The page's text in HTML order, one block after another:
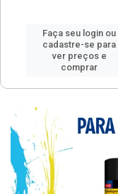
Faça seu login ou
cadastre-se para
ver preços e
comprar